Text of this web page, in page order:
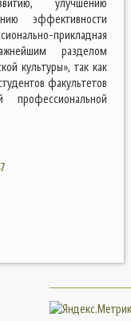
эффективности
прикладная
разделом
культуры», так как
факультетов